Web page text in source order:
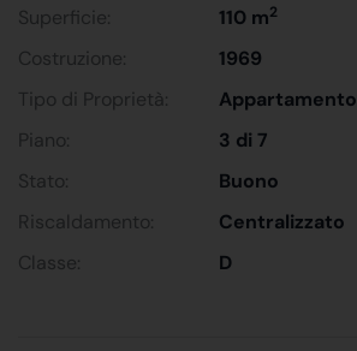
Superficie:
110 m2
Costruzione:
1969
Tipo di Proprietà:
Appartamento
Piano:
3 di 7
Stato:
Buono
Riscaldamento:
Centralizzato
Classe:
D